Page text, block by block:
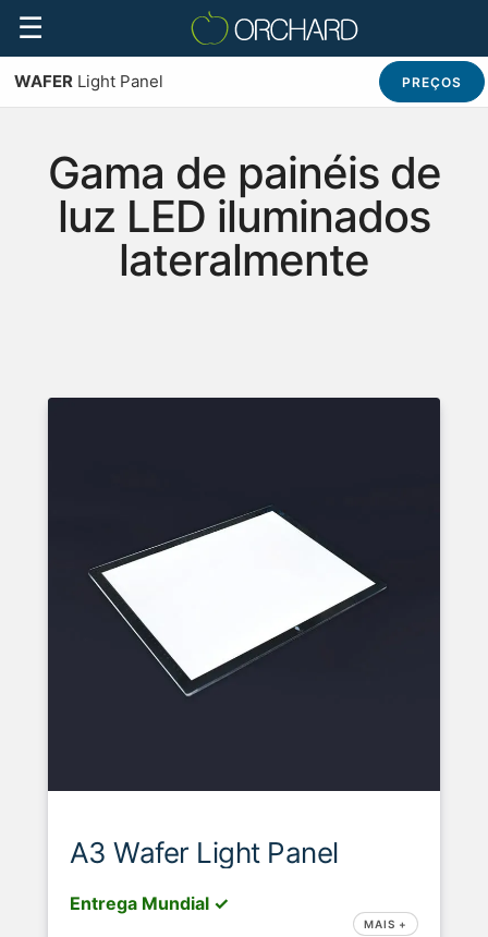
☰
WAFER Light Panel PREÇOS
Gama de painéis de
luz LED iluminados
lateralmente
A3 Wafer Light Panel
Entrega Mundial ✓
MAIS +